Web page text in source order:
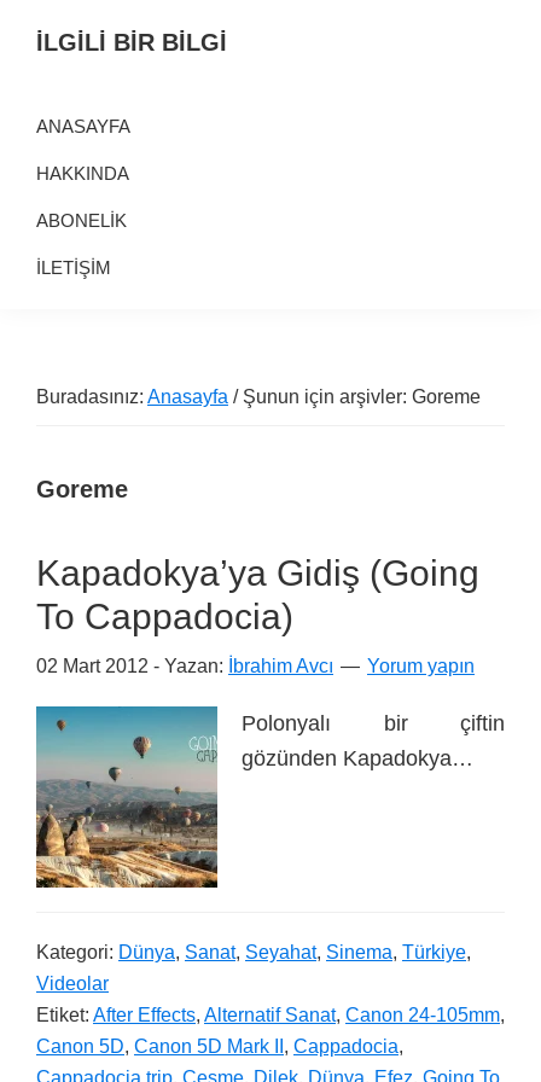
navigasyona
content
alanaİLGİLİ BİR BİLGİ
ANASAYFA
HAKKINDA
ABONELİK
İLETİŞİM
Buradasınız: Anasayfa / Şunun için arşivler: Goreme
Goreme
Kapadokya’ya Gidiş (Going
To Cappadocia)
02 Mart 2012 - Yazan: İbrahim Avcı Yorum yapın
Polonyalı bir çiftin
gözünden Kapadokya…
Kategori: Dünya, Sanat, Seyahat, Sinema, Türkiye,
Videolar
Etiket: After Effects, Alternatif Sanat, Canon 24-105mm,
Canon 5D, Canon 5D Mark II , Cappadocia,
Cappadocia trip, Ceşme, Dilek, Dünya, Efez, Going To